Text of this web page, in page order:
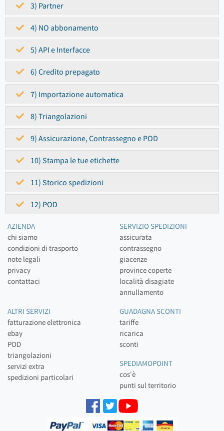
3) Partner
4) NO abbonamento
5) API e Interfacce
6) Credito prepagato
7) Importazione automatica
8) Triangolazioni
9) Assicurazione, Contrassegno e POD
10) Stampa le tue etichette
11) Storico spedizioni
12) POD
AZIENDA
chi siamo
condizioni di trasporto
note legali
privacy
contattaci
SERVIZIO SPEDIZIONI
assicurata
contrassegno
giacenze
province coperte
località disagiate
annullamento
ALTRI SERVIZI
fatturazione elettronica
ebay
POD
triangolazioni
servizi extra
spedizioni particolari
GUADAGNA SCONTI
tariffe
ricarica
sconti
SPEDIAMOPOINT
cos'è
punti sul territorio